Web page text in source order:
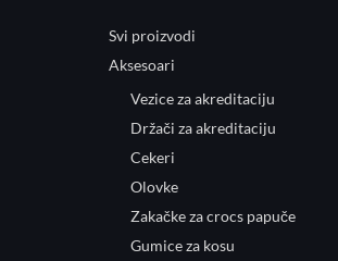
Svi proizvodi
Aksesoari
Vezice za akreditaciju
Držači za akreditaciju
Cekeri
Olovke
Zakačke za crocs papuče
Gumice za kosu